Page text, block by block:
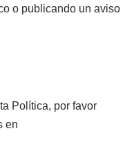
o publicando un aviso
Política, por favor
en